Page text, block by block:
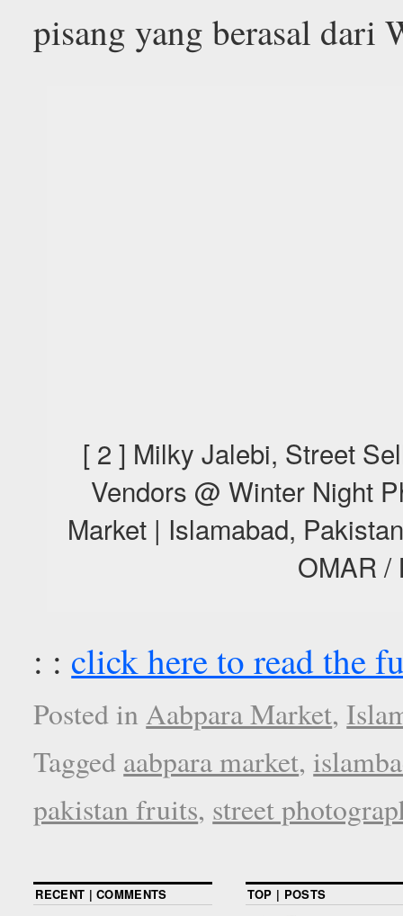
pisang yang berasal dari
[ 2 ] Milky Jalebi, Street
Vendors @ Winter Night
Market | Islamabad,
OMAR /
: : click here to read the
Posted in Aabpara Market,
Tagged aabpara market,
pakistan fruits, street
RECENT | COMMENTS TOP | POSTS